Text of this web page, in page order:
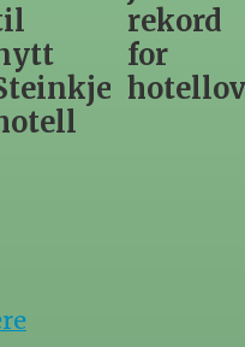
rekord
for
gir
for